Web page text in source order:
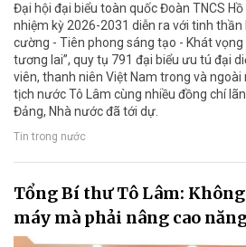
Đại hội đại biểu toàn quốc Đoàn TNCS Hồ
nhiệm kỳ 2026-2031 diễn ra với tinh thần
cường - Tiên phong sáng tạo - Khát vọng
tương lai”, quy tụ 791 đại biểu ưu tú đại
viên, thanh niên Việt Nam trong và ngoài
tịch nước Tô Lâm cùng nhiều đồng chí
Đảng, Nhà nước đã tới dự.
Tin trong nước
Tổng Bí thư Tô Lâm:
máy mà phải nâng cao